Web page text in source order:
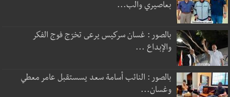
بعاصيري والب...
بالصور : غسان سركيس يرعى تخرّج فوج الفكر
والإبداع ...
بالصور : النائب أسامة سعد يسستقبل عامر معطي
وغسان...